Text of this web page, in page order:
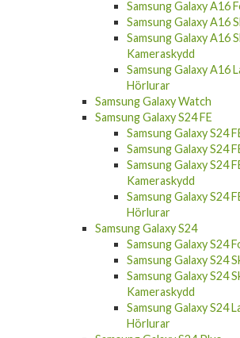
Samsung Galaxy A16
Samsung Galaxy A16
Kameraskydd
Samsung Galaxy A16
Hörlurar
Samsung Galaxy Watch
Samsung Galaxy S24 FE
Samsung Galaxy S24
Samsung Galaxy S24
Samsung Galaxy S24
Kameraskydd
Samsung Galaxy S24
Hörlurar
Samsung Galaxy S24
Samsung Galaxy S24
Samsung Galaxy S24
Samsung Galaxy S24
Kameraskydd
Samsung Galaxy S24
Hörlurar
Samsung Galaxy S24 Plus